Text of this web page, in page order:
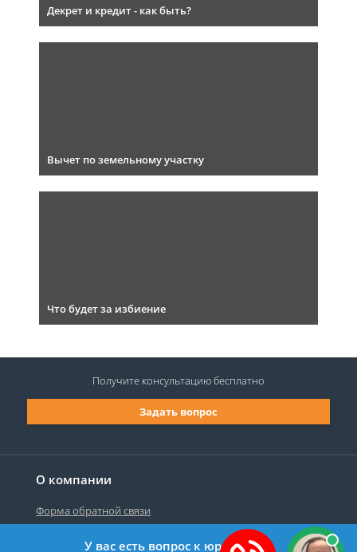
Декрет и кредит - как быть?
Вычет по земельному участку
Что будет за избиение
О компании
Форма обратной связи
Задать вопрос
Получите консультациюбесплатно
У вас есть вопрос к юристу?